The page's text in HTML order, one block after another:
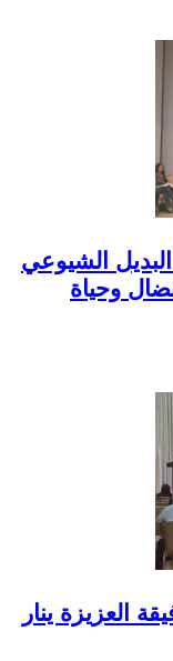
الشيوعي
وحياة
العزيزة ينار